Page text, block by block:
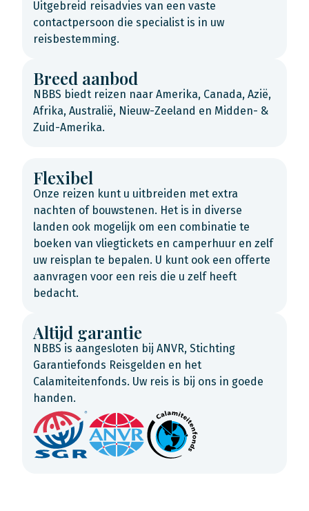
Uitgebreid reisadvies van een vaste
contactpersoon die specialist is in uw
reisbestemming.
Breed aanbod
NBBS biedt reizen naar Amerika, Canada, Azië,
Afrika, Australië, Nieuw-Zeeland en Midden- &
Zuid-Amerika.
Flexibel
Onze reizen kunt u uitbreiden met extra
nachten of bouwstenen. Het is in diverse
landen ook mogelijk om een combinatie te
boeken van vliegtickets en camperhuur en zelf
uw reisplan te bepalen. U kunt ook een offerte
aanvragen voor een reis die u zelf heeft
bedacht.
Altijd garantie
NBBS is aangesloten bij ANVR, Stichting
Garantiefonds Reisgelden en het
Calamiteitenfonds. Uw reis is bij ons in goede
handen.